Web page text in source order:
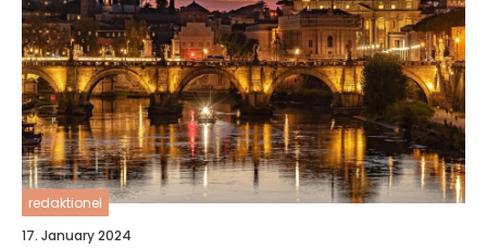
redaktionel
17. January 2024